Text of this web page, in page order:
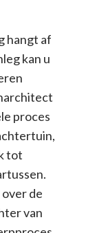
hangt af
kan u
proces
tot
de
van